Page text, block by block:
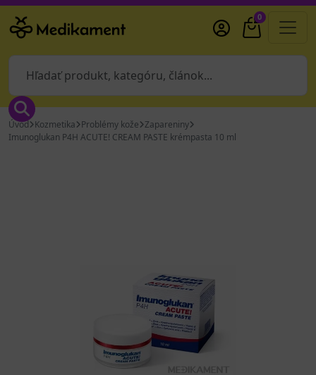
0
Úvod Kozmetika Problémy kože Zapareniny
Imunoglukan P4H ACUTE! CREAM PASTE krémpasta 10 ml